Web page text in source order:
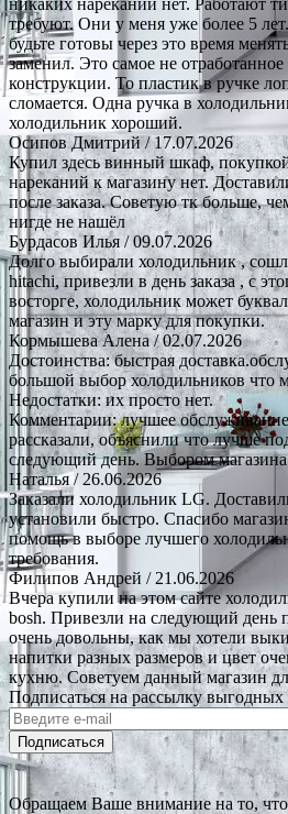
требуют. Они у меня уже более 5
будьте готовы через это время
заменил. Это самое не отработанное
конструкции. То пластик в ручке
сломается. Одна ручка в
холодильник хороший.
Осипов Дмитрий/ 17.07.2026
Купил здесь винный шкаф,
нареканий к магазину нет.
после заказа. Советую тк больше,
нигде не нашёл
Бурдасов Илья/ 09.07.2026
Долго выбирали холодильник ,
hitachi, привезли в день заказа , с
восторге, холодильник может
магазин и эту марку для покупки.
Кормышева Алена/ 02.07.2026
Достоинства: быстрая
большой выбор холодильников что
Недостатки: их просто нет.
Комментарии: лучшее
рассказали, объяснили что лучше
следующий день. Выбором
Наталья / 26.06.2026
Заказали холодильник LG.
установили быстро. Спасибо
помощь в выборе лучшего
требования.
Филипов Андрей / 21.06.2026
Вчера купили на этом сайте
bosh. Привезли на следующий день
очень довольны, как мы хотели
напитки разных размеров и цвет
кухню. Советуем данный магазин
Подписаться на рассылку
Подписаться
Обращаем Ваше внимание на то,